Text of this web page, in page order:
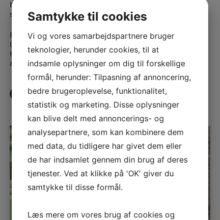
branchen, er du hos os sikret et solidt resultat og en
stærk kommunikation.
Fra begyndelsen møder du personligt mester, svend og
lærling, som står klar til at besvare dine spørgsmål.
Kontakt os endelig, hvis du ønsker at høre mere om vores
arbejde, kvalitet eller pris.
SE DINE FORDELE HER
Samtykke til cookies
Vi og vores samarbejdspartnere bruger
teknologier, herunder cookies, til at
indsamle oplysninger om dig til forskellige
formål, herunder: Tilpasning af annoncering,
bedre brugeroplevelse, funktionalitet,
statistik og marketing. Disse oplysninger
kan blive delt med annoncerings- og
analysepartnere, som kan kombinere dem
med data, du tidligere har givet dem eller
de har indsamlet gennem din brug af deres
tjenester. Ved at klikke på 'OK' giver du
samtykke til disse formål.
Læs mere om vores brug af cookies og